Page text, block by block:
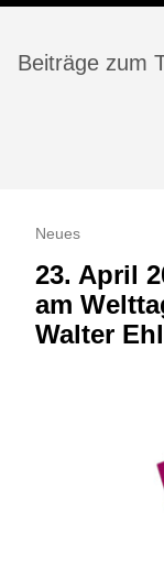
Beiträge zum
Neues
23. April
am
Walter